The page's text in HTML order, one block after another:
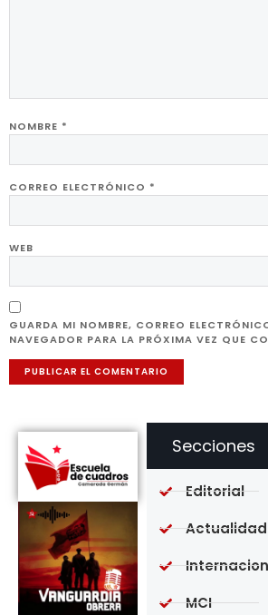
NOMBRE *
CORREO ELECTRÓNICO *
WEB
GUARDA MI NOMBRE, CORREO
NAVEGADOR PARA LA PRÓXIMA VEZ QUE
Secciones
Editorial
Actualidad
MCI